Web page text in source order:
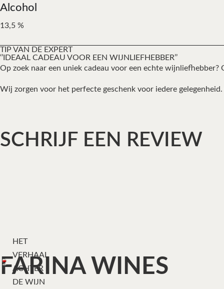
Alcohol
13,5 %
TIP VAN DE EXPERT
‘’IDEAAL CADEAU VOOR EEN WIJNLIEFHEBBER’’
Op zoek naar een uniek cadeau voor een echte
Wij zorgen voor het perfecte geschenk voor iedere
SCHRIJF EEN REVIEW
HET
VERHAAL
ACHTER
DE WIJN
FARINA WINES